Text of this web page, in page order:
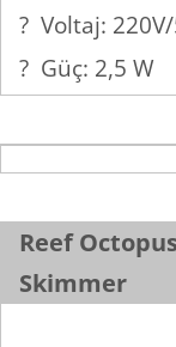
? Voltaj:
? Güç: 2,5 W
Reef
Skimmer